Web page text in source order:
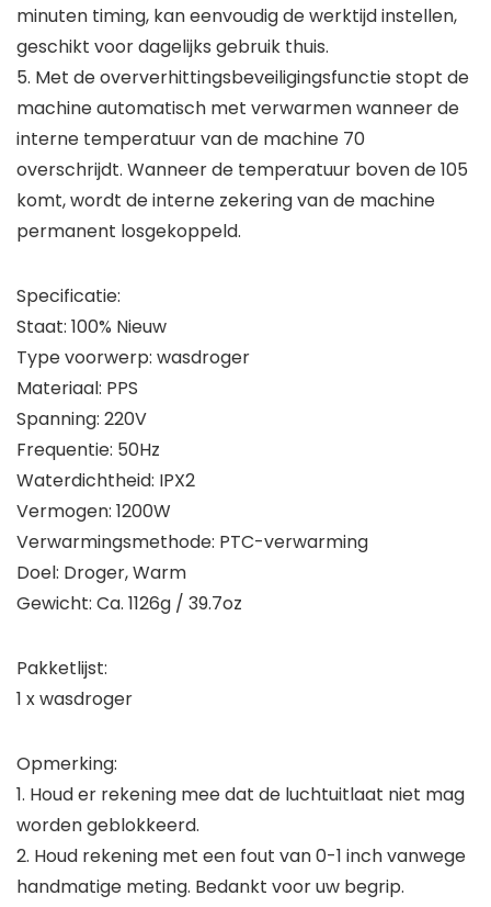
minuten timing, kan eenvoudig de werktijd instellen,
geschikt voor dagelijks gebruik thuis.
5. Met de oververhittingsbeveiligingsfunctie stopt de
machine automatisch met verwarmen wanneer de
interne temperatuur van de machine 70
overschrijdt. Wanneer de temperatuur boven de 105
komt, wordt de interne zekering van de machine
permanent losgekoppeld.
Specificatie:
Staat: 100% Nieuw
Type voorwerp: wasdroger
Materiaal: PPS
Spanning: 220V
Frequentie: 50Hz
Waterdichtheid: IPX2
Vermogen: 1200W
Verwarmingsmethode: PTC-verwarming
Doel: Droger, Warm
Gewicht: Ca. 1126g / 39.7oz
Pakketlijst:
1 x wasdroger
Opmerking:
1. Houd er rekening mee dat de luchtuitlaat niet mag
worden geblokkeerd.
2. Houd rekening met een fout van 0-1 inch vanwege
handmatige meting. Bedankt voor uw begrip.